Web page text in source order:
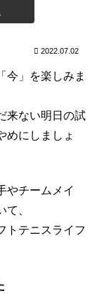
2022.07.02
今」を楽しみま
来ない明日の試
めにしましょ
やチームメイ
、
トテニスライフ